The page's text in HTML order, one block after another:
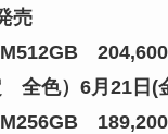
売
204,600
全色）6月21日(
189,200